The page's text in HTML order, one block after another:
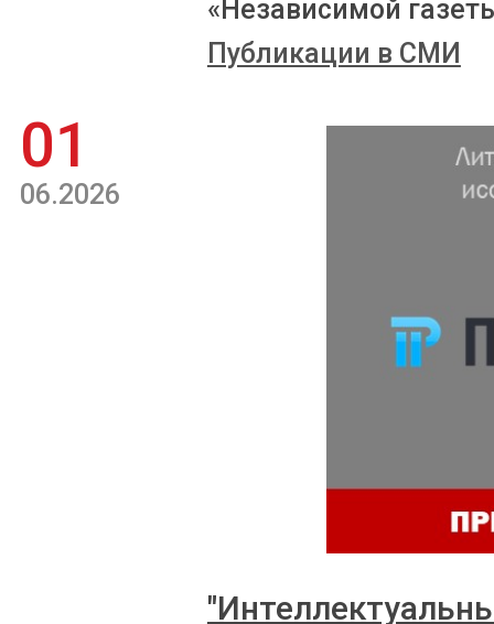
«Независимой
Публикации в СМИ
01
06.2026